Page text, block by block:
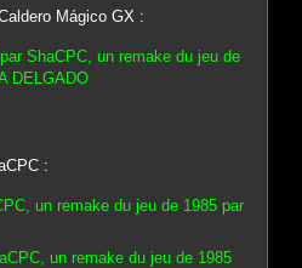
Mágico GX :
ShaCPC, un remake du jeu de
DELGADO
:
un remake du jeu de 1985 par
un remake du jeu de 1985